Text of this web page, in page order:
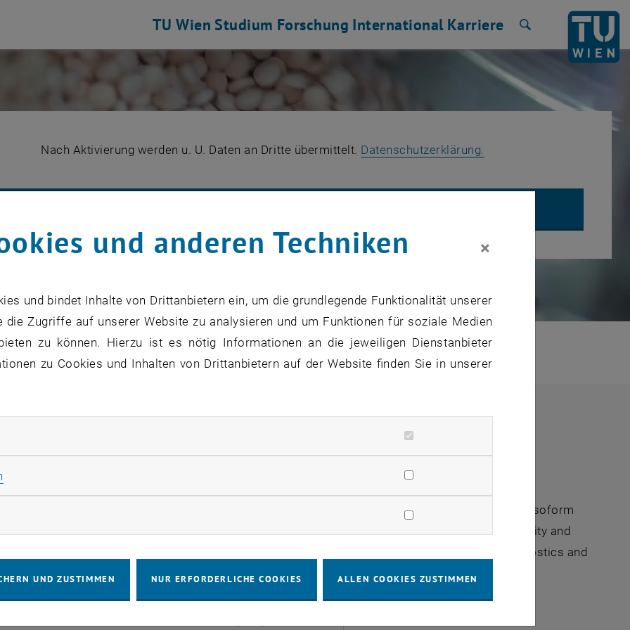
TU Wien Studium Forschung International Karriere
Nach Aktivierung werden u. U. Daten an Dritte übermittelt. Datenschutzerklärung.
Organisation / Zentrale Bereiche / Forschungs- Technologie- & Innovationssupport /
& Transfersupport
/ Technology Offers / Pharma, Medtech & Biotech / M061/2019, M063/2019
Production of Horseradish
(HRP)
production of horseradish peroxidase (HRP) guarantees a steady supply of high-purity single-isoform
and represents a viable alternative to traditional hairy root culture. Scalability, reproducibility and
to Quality by Design (QbD) concepts open up a wide range of different application areas in diagnostics and
und anderen Techniken ×
und bindet Inhalte von Drittanbietern ein, um die grundlegende Funktionalität unserer
Zugriffe auf unserer Website zu analysieren und um Funktionen für soziale Medien
zu können. Hierzu ist es nötig Informationen an die jeweiligen Dienstanbieter
zu Cookies und Inhalten von Drittanbietern auf der Website finden Sie in unserer
Cookies zulassen
UND ZUSTIMMEN NUR ERFORDERLICHE COOKIES ALLEN COOKIES ZUSTIMMEN